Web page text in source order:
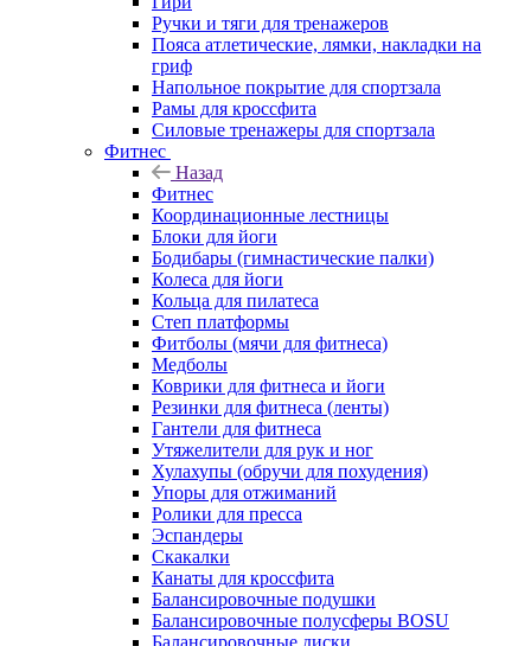
Ручки и тяги для тренажеров
Пояса атлетические, лямки, накладки на
гриф
Напольное покрытие для спортзала
Рамы для кроссфита
Силовые тренажеры для спортзала
Фитнес
Назад
Фитнес
Координационные лестницы
Блоки для йоги
Бодибары (гимнастические палки)
Колеса для йоги
Кольца для пилатеса
Степ платформы
Фитболы (мячи для фитнеса)
Медболы
Коврики для фитнеса и йоги
Резинки для фитнеса (ленты)
Гантели для фитнеса
Утяжелители для рук и ног
Хулахупы (обручи для похудения)
Упоры для отжиманий
Ролики для пресса
Эспандеры
Скакалки
Канаты для кроссфита
Балансировочные подушки
Балансировочные полусферы BOSU
Балансировочные диски